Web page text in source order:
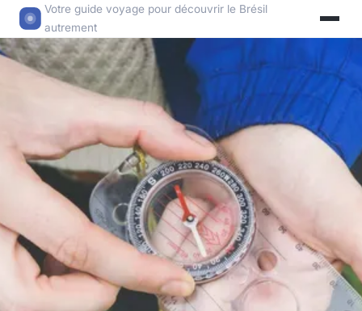
Votre guide voyage pour découvrir le Brésil
autrement